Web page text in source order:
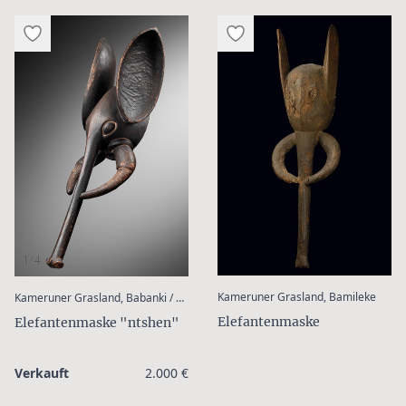
1/4
Kameruner Grasland, Babanki / Bali Nyonga / Oku :
Elefantenmaske "ntshen"
Verkauft 2.000 €
Kameruner Grasland, Bamileke:
Elefantenmaske